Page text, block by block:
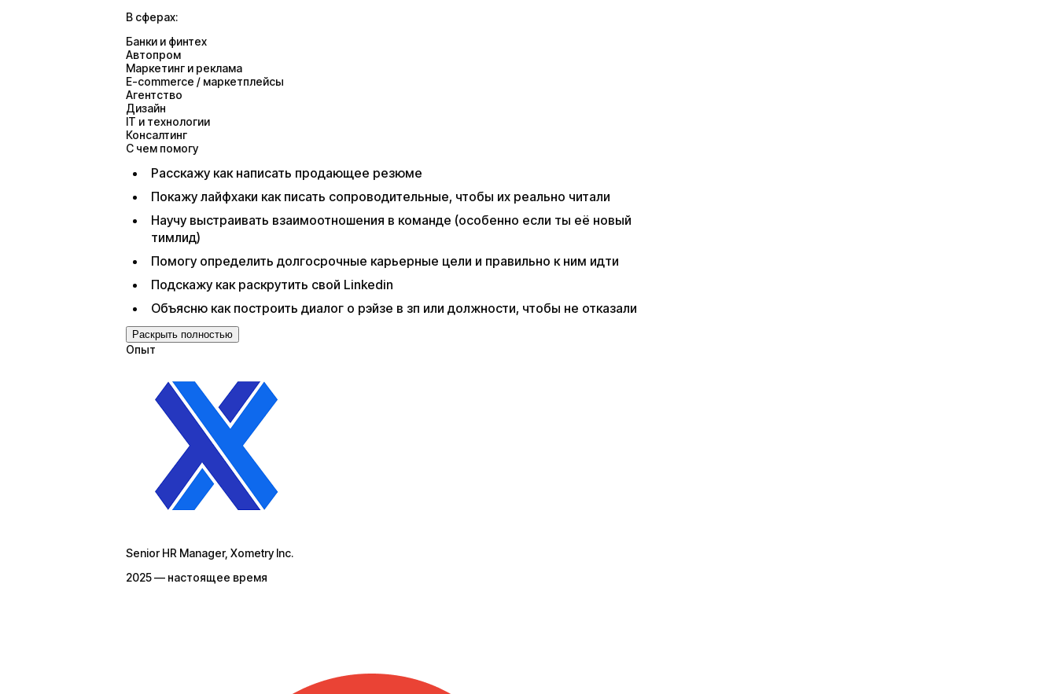
В сферах:
Банки и финтех
Автопром
Маркетинг и реклама
E-commerce / маркетплейсы
Агентство
Дизайн
IT и технологии
Консалтинг
С чем помогу
Расскажу как написать продающее резюме
Покажу лайфхаки как писать сопроводительные, чтобы их реально читали
Научу выстраивать взаимоотношения в команде (особенно если ты её новый
тимлид)
Помогу определить долгосрочные карьерные цели и правильно к ним идти
Подскажу как раскрутить свой Linkedin
Объясню как построить диалог о рэйзе в зп или должности, чтобы не отказали
Раскрыть полностью
Опыт
Senior HR Manager, Xometry Inc.
2025 — настоящее время